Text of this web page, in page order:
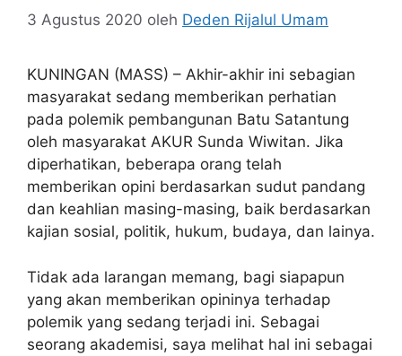
3 Agustus 2020 oleh Deden Rijalul Umam
KUNINGAN (MASS) – Akhir-akhir ini sebagian
masyarakat sedang memberikan perhatian
pada polemik pembangunan Batu Satantung
oleh masyarakat AKUR Sunda Wiwitan. Jika
diperhatikan, beberapa orang telah
memberikan opini berdasarkan sudut pandang
dan keahlian masing-masing, baik berdasarkan
kajian sosial, politik, hukum, budaya, dan lainya.
Tidak ada larangan memang, bagi siapapun
yang akan memberikan opininya terhadap
polemik yang sedang terjadi ini. Sebagai
seorang akademisi, saya melihat hal ini sebagai